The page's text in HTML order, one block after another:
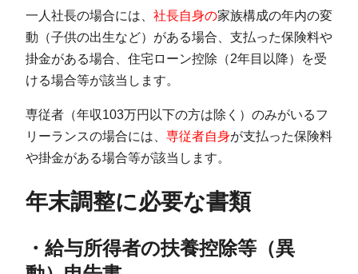
一人社長の場合には、 社長自身の家族構成の年内の変
動（子供の出生など）がある場合、支払った保険料や
掛金がある場合、住宅ローン控除（2年目以降）を受
ける場合等が該当します。
専従者（年収103万円以下の方は除く）のみがいるフ
リーランスの場合には、 専従者自身が支払った保険料
や掛金がある場合等が該当します。
年末調整に必要な書類
・給与所得者の扶養控除等（異